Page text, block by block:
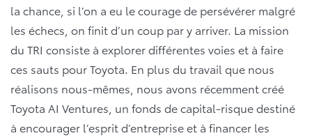
la chance, si l’on a eu le courage de persévérer malgré
les échecs, on finit d’un coup par y arriver. La mission
du TRI consiste à explorer différentes voies et à faire
ces sauts pour Toyota. En plus du travail que nous
réalisons nous-mêmes, nous avons récemment créé
Toyota AI Ventures, un fonds de capital-risque destiné
à encourager l’esprit d’entreprise et à financer les